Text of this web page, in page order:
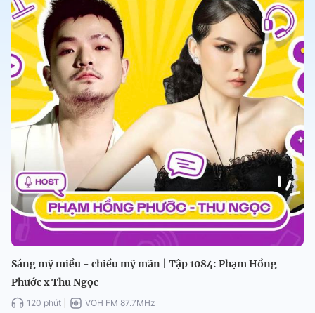
Sáng mỹ miều - chiều mỹ mãn | Tập 1084: Phạm Hồng
Phước x Thu Ngọc
120 phút VOH FM 87.7MHz